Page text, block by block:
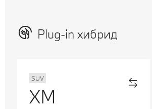
Plug-in хибрид
SUV
XM